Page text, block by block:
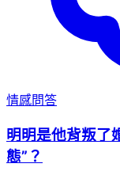
情感問答
明明是他背叛了
態”？